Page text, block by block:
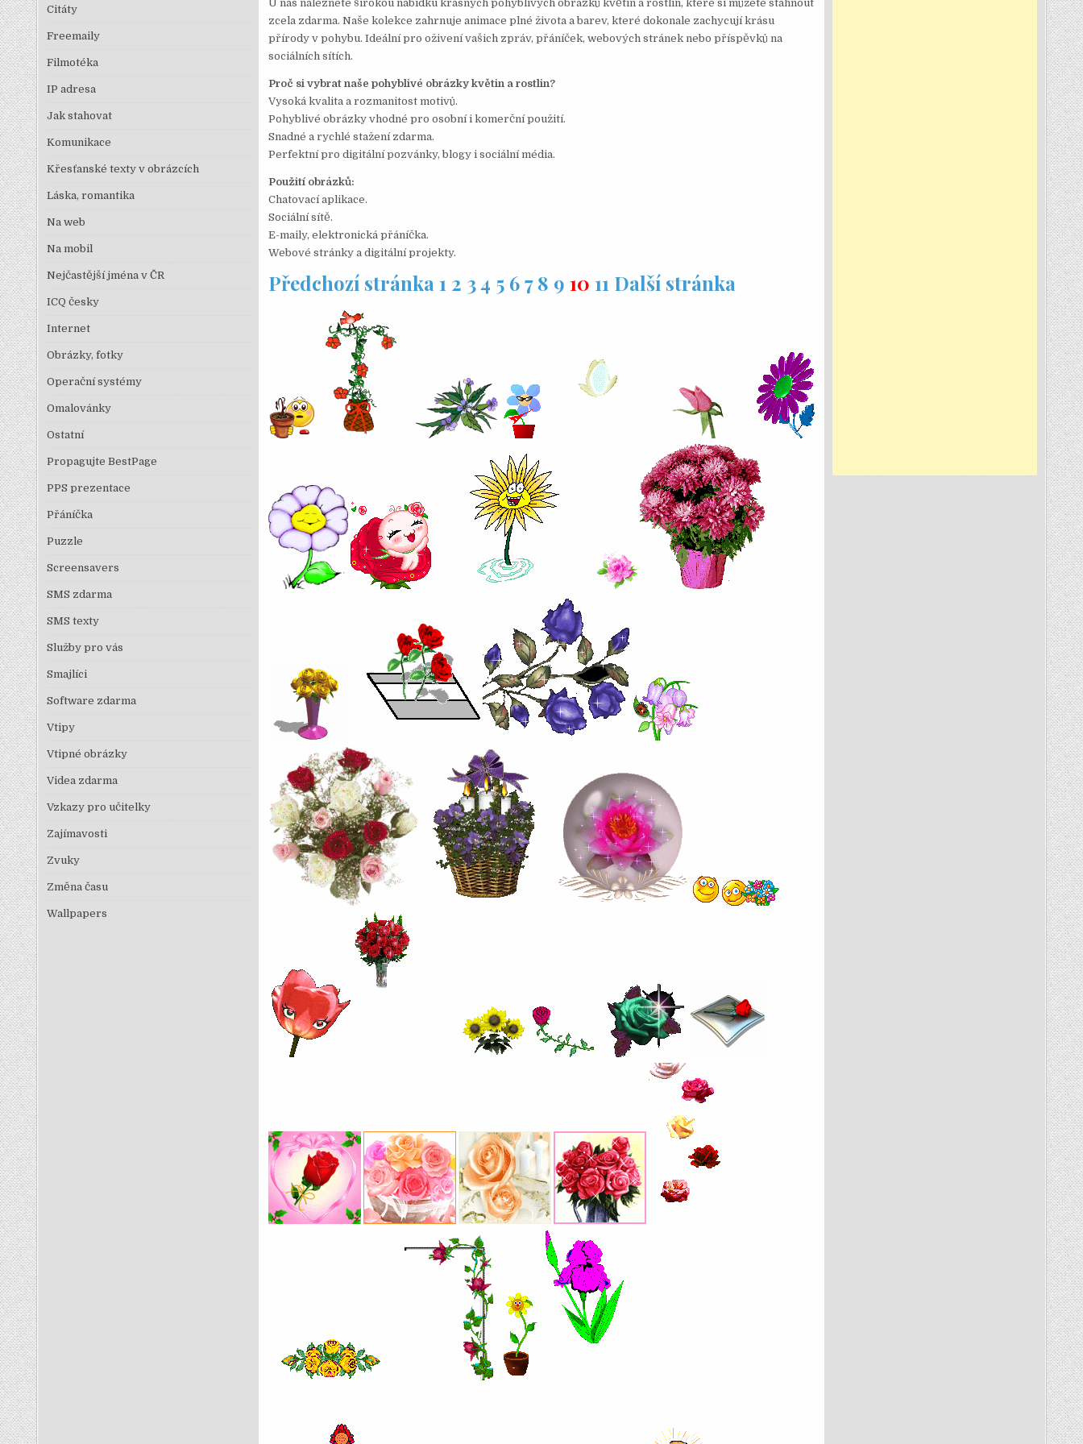
U nás naleznete širokou nabídku krásných pohyblivých obrázků květin a rostlin, které si můžete stáhnout
zcela zdarma. Naše kolekce zahrnuje animace plné života a barev, které dokonale zachycují krásu
přírody v pohybu. Ideální pro oživení vašich zpráv, přáníček, webových stránek nebo příspěvků na
sociálních sítích.
Proč si vybrat naše pohyblivé obrázky květin a rostlin?
Vysoká kvalita a rozmanitost motivů.
Pohyblivé obrázky vhodné pro osobní i komerční použití.
Snadné a rychlé stažení zdarma.
Perfektní pro digitální pozvánky, blogy i sociální média.
Použití obrázků:
Chatovací aplikace.
Sociální sítě.
E-maily, elektronická přáníčka.
Webové stránky a digitální projekty.
Předchozí stránka 1 2 34 5 67 8 9 10 11 Další stránka
Citáty
Freemaily
Filmotéka
IP adresa
Jak stahovat
Komunikace
Křesťanské texty v obrázcích
Láska, romantika
Na web
Na mobil
Nejčastější jména v ČR
ICQ česky
Internet
Obrázky, fotky
Operační systémy
Omalovánky
Ostatní
Propagujte BestPage
PPS prezentace
Přáníčka
Puzzle
Screensavers
SMS zdarma
SMS texty
Služby pro vás
Smajlíci
Software zdarma
Vtipy
Vtipné obrázky
Videa zdarma
Vzkazy pro učitelky
Zajímavosti
Zvuky
Změna času
Wallpapers